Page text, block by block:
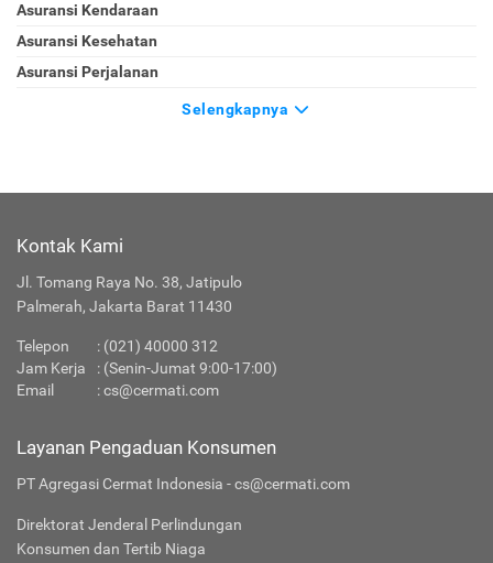
Asuransi Kendaraan
Asuransi Kesehatan
Asuransi Perjalanan
Selengkapnya
Kontak Kami
Jl. Tomang Raya No. 38, Jatipulo
Palmerah, Jakarta Barat 11430
Telepon : (021) 40000 312
Jam Kerja
: (Senin-Jumat 9:00-17:00)
Email
:cs@cermati.com
Layanan Pengaduan Konsumen
PT Agregasi Cermat Indonesia - cs@cermati.com
Direktorat Jenderal Perlindungan
Konsumen dan Tertib Niaga